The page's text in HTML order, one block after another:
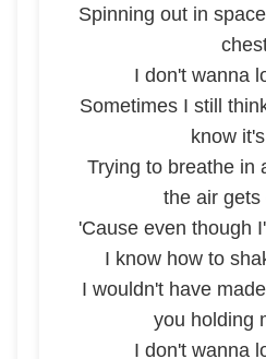
Spinning out in
I don't wanna
Sometimes I still
know
Trying to breathe in
the air gets
'Cause even though
I know how to
I wouldn't have
you holding
I don't wanna